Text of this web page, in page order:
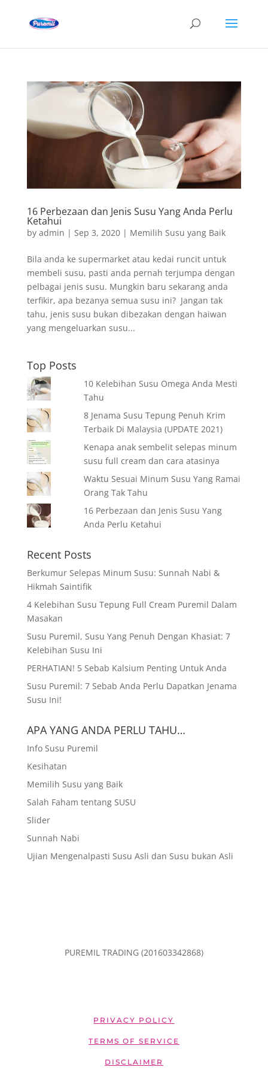
16 Perbezaan dan Jenis Susu Yang Anda Perlu
Ketahui
by admin | Sep 3, 2020| Memilih Susu yang Baik
Bila anda ke supermarket atau kedai runcit untuk
membeli susu, pasti anda pernah terjumpa dengan
pelbagai jenis susu. Mungkin baru sekarang anda
terfikir, apa bezanya semua susu ini? Jangan tak
tahu, jenis susu bukan dibezakan dengan haiwan
yang mengeluarkan susu...
Top Posts
10 Kelebihan Susu Omega Anda Mesti
Tahu
8 Jenama Susu Tepung Penuh Krim
Terbaik Di Malaysia (UPDATE 2021)
Kenapa anak sembelit selepas minum
susu full cream dan cara atasinya
Waktu Sesuai Minum Susu Yang Ramai
Orang Tak Tahu
16 Perbezaan dan Jenis Susu Yang
Anda Perlu Ketahui
Recent Posts
Berkumur Selepas Minum Susu: Sunnah Nabi &
Hikmah Saintifik
4 Kelebihan Susu Tepung Full Cream Puremil Dalam
Masakan
Susu Puremil, Susu Yang Penuh Dengan Khasiat: 7
Kelebihan Susu Ini
PERHATIAN! 5 Sebab Kalsium Penting Untuk Anda
Susu Puremil: 7 Sebab Anda Perlu Dapatkan Jenama
Susu Ini!
APA YANG ANDA PERLU TAHU…
Info Susu Puremil
Kesihatan
Memilih Susu yang Baik
Salah Faham tentang SUSU
Slider
Sunnah Nabi
Ujian Mengenalpasti Susu Asli dan Susu bukan Asli
PUREMIL TRADING (201603342868)
PRIVACY POLICY
TERMS OF SERVICE
DISCLAIMER